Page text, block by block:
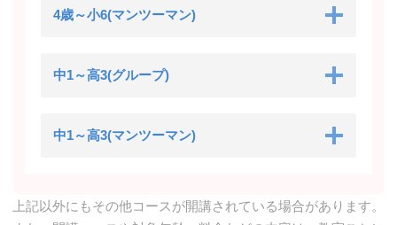
4歳～小6(マンツーマン)
中1～高3(グループ)
中1～高3(マンツーマン)
上記以外にもその他コースが開講されている場合があります。